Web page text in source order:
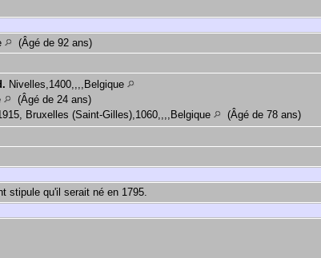
(Âgé de 92 ans)
Nivelles,1400,,,,Belgique
(Âgé de 24 ans)
Bruxelles (Saint-Gilles),1060,,,,Belgique
(Âgé de 78 ans)
stipule qu'il serait né en 1795.